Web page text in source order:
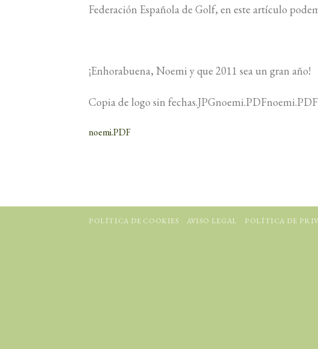
Federación Española de Golf, en este artículo
¡Enhorabuena, Noemi y que 2011 sea un gran año!
Copia de logo sin fechas.JPGnoemi.PDFnoemi.PDF
noemi.PDF
POLÍTICA DE COOKIES AVISO LEGAL POLÍTICA DE